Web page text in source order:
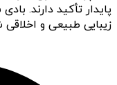
پایدار تأکید دارند.
زیبایی طبیعی و